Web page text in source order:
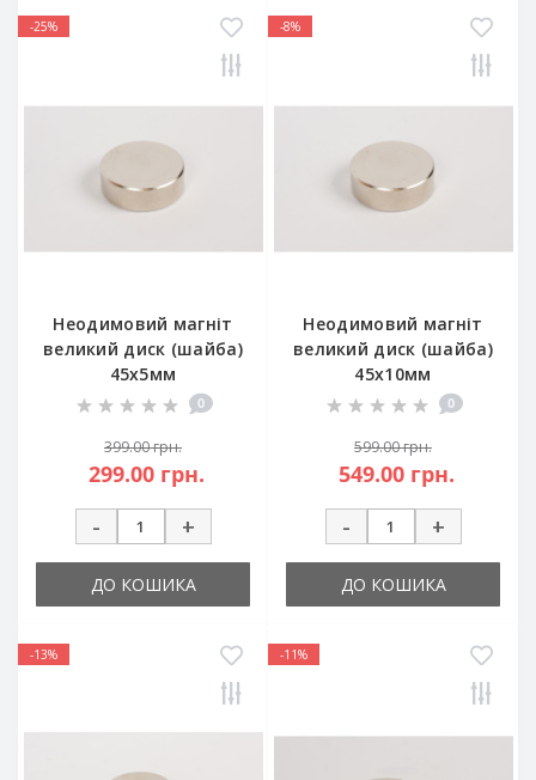
-25%
Неодимовий магніт
великий диск (шайба)
45х5мм
0
399.00 грн.
299.00 грн.
-
+
ДО КОШИКА
-8%
Неодимовий магніт
великий диск (шайба)
45х10мм
0
599.00 грн.
549.00 грн.
-
+
ДО КОШИКА
-13% -11%